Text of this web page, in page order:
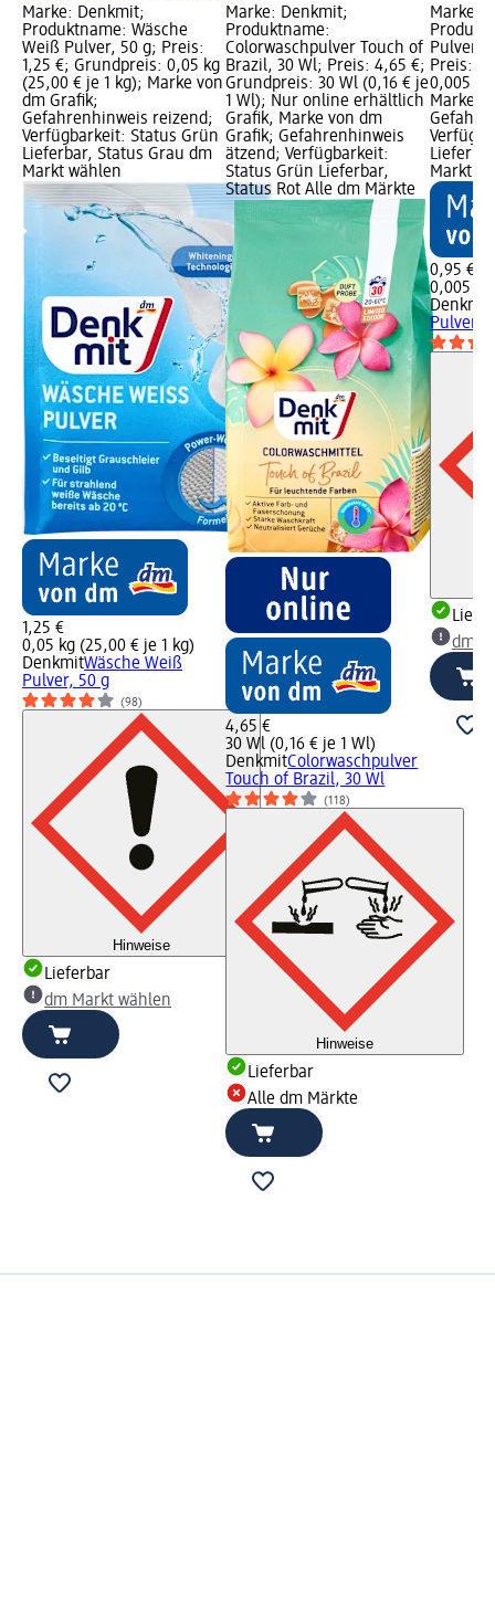
Marke: Denkmit;
Produktname: Wäsche
Weiß Pulver, 50 g; Preis:
1,25 €; Grundpreis: 0,05 kg
(25,00 € je 1 kg); Marke von
dm Grafik;
Gefahrenhinweis reizend;
Verfügbarkeit: Status Grün
Lieferbar, Status Grau dm
Markt wählen
1,25 €
0,05 kg (25,00 € je 1 kg)
DenkmitWäsche Weiß
Pulver, 50 g
(98)
Hinweise
Lieferbar
dm Markt wählen
Marke: Denkmit;
Produktname:
Colorwaschpulver Touch of
Brazil, 30 Wl; Preis: 4,65 €;
Grundpreis: 30 Wl (0,16 € je
1 Wl); Nur online erhältlich
Grafik, Marke von dm
Grafik; Gefahrenhinweis
ätzend; Verfügbarkeit:
Status Grün Lieferbar,
Status Rot Alle dm Märkte
4,65 €
30 Wl (0,16 € je 1 Wl)
DenkmitColorwaschpulver
Touch of Brazil, 30 Wl
(118)
Hinweise
Lieferbar
Alle dm Märkte
Marke:
Pulver
Preis:
0,005 kg
Marke
Markt
0,95 €
0,005 kg
Denkmit
Pulver
dm